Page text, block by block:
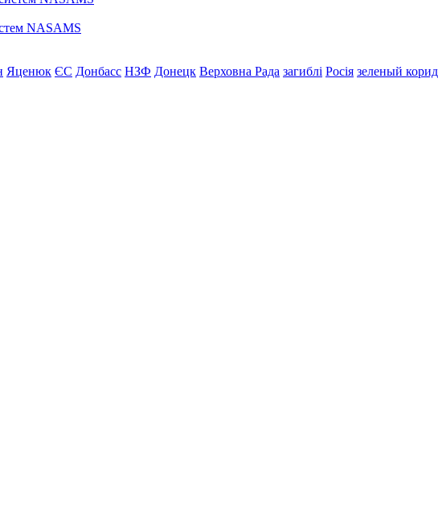
NASAMS
Яценюк ЄС Донбасс НЗФ Донецк Верховна Рада загиблі Росія зеленый